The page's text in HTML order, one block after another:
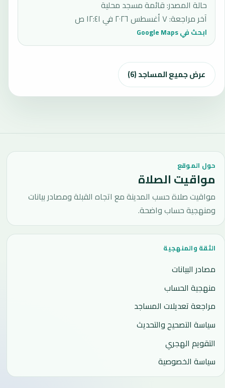
حالة المصدر:قائمة مسجد محلية
آخر مراجعة:٧ أغسطس ٢٠٢٦ في ١٢:٤١ ص
ابحث في Google Maps
عرض جميع المساجد (6)
حول الموقع
مواقيت الصلاة
مواقيت صلاة حسب المدينة مع اتجاه القبلة ومصادر بيانات
ومنهجية حساب واضحة.
الثقة والمنهجية
مصادر البيانات
منهجية الحساب
مراجعة تعديلات المساجد
سياسة التصحيح والتحديث
التقويم الهجري
سياسة الخصوصية